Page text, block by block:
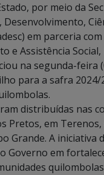
por meio da
em parceria
e Assistência
na segunda-feira
para a safra 2024/
distribuídas nas
Pretos, em Terenos,
Grande. A iniciativa
Governo em